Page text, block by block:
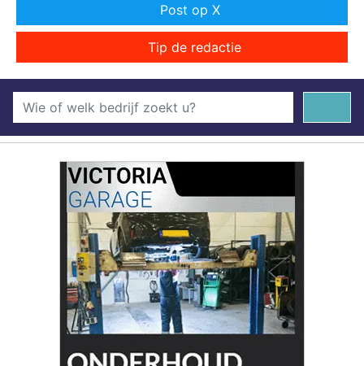
Post op X
Tip de redactie